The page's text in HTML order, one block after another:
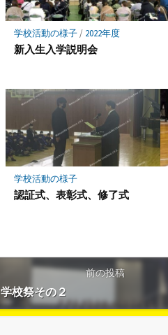
学校活動の様子/ 2022年度
新入生入学説明会
学校活動の様子
認証式、表彰式、修了式
前の投稿
学校祭その２